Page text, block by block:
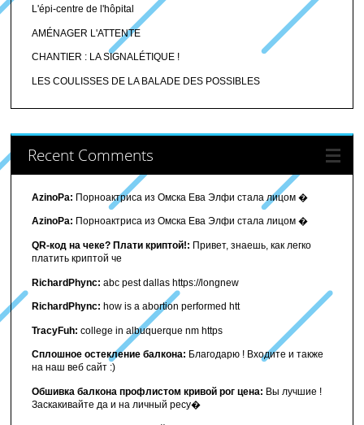
L'épi-centre de l'hôpital
AMÉNAGER L'ATTENTE
CHANTIER : LA SIGNALÉTIQUE !
LES COULISSES DE LA BALADE DES POSSIBLES
Recent Comments
AzinoPa: Порноактриса из Омска Ева Элфи стала лицом �
AzinoPa: Порноактриса из Омска Ева Элфи стала лицом �
QR-код на чеке? Плати криптой!: Привет, знаешь, как легко
платить криптой че
RichardPhync: abc pest dallas https://longnew
RichardPhync: how is a abortion performed htt
TracyFuh: college in albuquerque nm https
Сплошное остекление балкона: Благодарю ! Входите и также
на наш веб сайт :)
Обшивка балкона профлистом кривой рог цена: Вы лучшие !
Заскакивайте да и на личный ресу�